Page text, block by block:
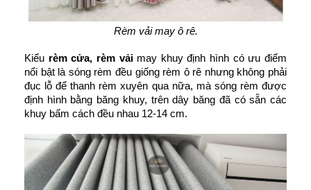
Rèm vải may ô rê.
Kiểu rèm cửa, rèm vải may khuy định hình có ưu điểm
nổi bật là sóng rèm đều giống rèm ô rê nhưng không phải
đục lỗ để thanh rèm xuyên qua nữa, mà sóng rèm được
định hình bằng băng khuy, trên dây băng đã có sẵn các
khuy bấm cách đều nhau 12-14 cm.